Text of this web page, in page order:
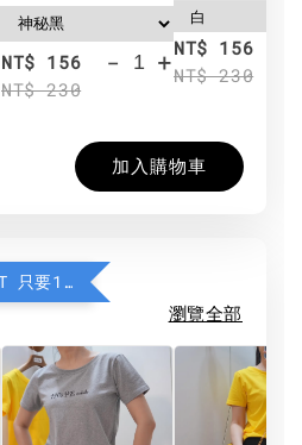
NT$ 156
NT$ 230
- +NT$ 156
NT$ 230
加入購物車
加購 MIT防曬透氣棉T 只要190元
瀏覽全部